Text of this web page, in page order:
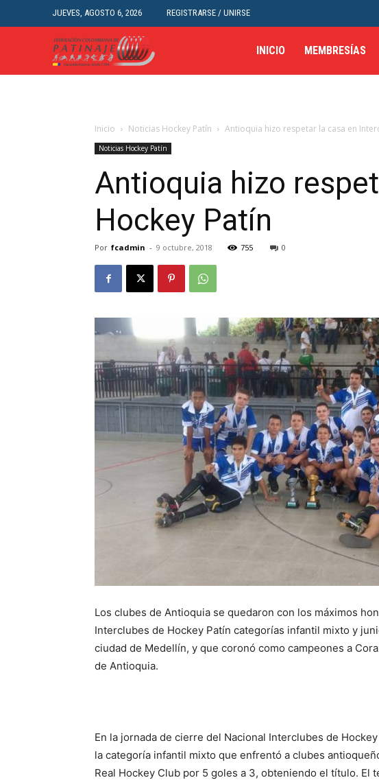
JUEVES, AGOSTO 6, 2026 REGISTRARSE / UNIRSE
INICIO MEMBRESÍAS
Inicio Noticias Hockey Patín Antioquia hizo respetar la casa en
Noticias Hockey Patín
Antioquia hizo
Hockey Patín
Por fcadmin - 9 octubre, 2018 755 0
Los clubes de Antioquia se quedaron con los máximos
Interclubes de Hockey Patín categorías infantil mixto y
ciudad de Medellín, y que coronó como campeones a
de Antioquia.
En la jornada de cierre del Nacional Interclubes de
la categoría infantil mixto que enfrentó a clubes
Real Hockey Club por 5 goles a 3, obteniendo el título. El